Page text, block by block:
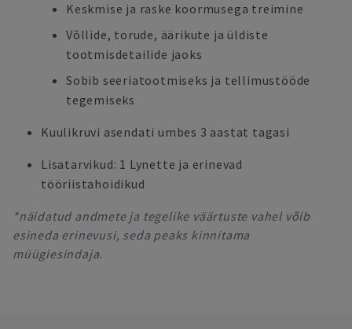
Keskmise ja raske koormusega treimine
Võllide, torude, äärikute ja üldiste
tootmisdetailide jaoks
Sobib seeriatootmiseks ja tellimustööde
tegemiseks
Kuulikruvi asendati umbes 3 aastat tagasi
Lisatarvikud: 1 Lynette ja erinevad
tööriistahoidikud
*näidatud andmete ja tegelike väärtuste vahel võib
esineda erinevusi, seda peaks kinnitama
müügiesindaja.